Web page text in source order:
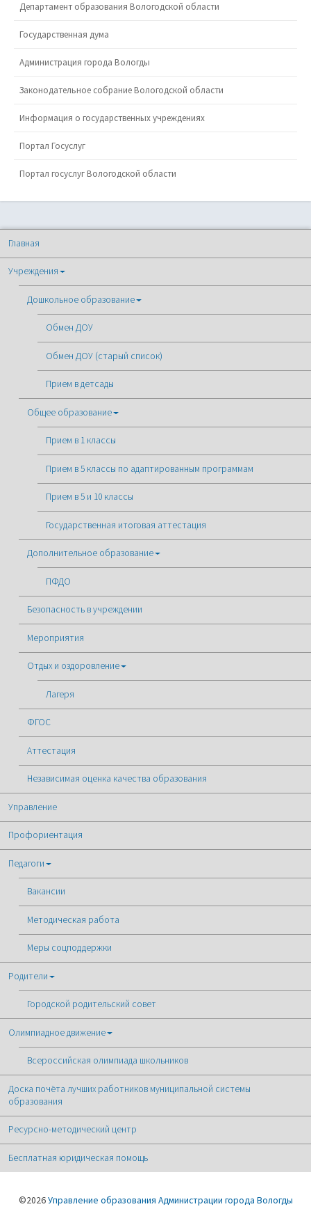
Департамент образования Вологодской области
Государственная дума
Администрация города Вологды
Законодательное собрание Вологодской области
Информация о государственных учреждениях
Портал Госуслуг
Портал госуслуг Вологодской области
Главная
Учреждения
Дошкольное образование
Обмен ДОУ
Обмен ДОУ (старый список)
Прием в детсады
Общее образование
Прием в 1 классы
Прием в 5 классы по адаптированным программам
Прием в 5 и 10 классы
Государственная итоговая аттестация
Дополнительное образование
ПФДО
Безопасность в учреждении
Мероприятия
Отдых и оздоровление
Лагеря
ФГОС
Аттестация
Независимая оценка качества образования
Управление
Профориентация
Педагоги
Вакансии
Методическая работа
Меры соцподдержки
Родители
Городской родительский совет
Олимпиадное движение
Всероссийская олимпиада школьников
Доска почёта лучших работников муниципальной системы
образования
Ресурсно-методический центр
Бесплатная юридическая помощь
©2026Управление образования Администрации города Вологды